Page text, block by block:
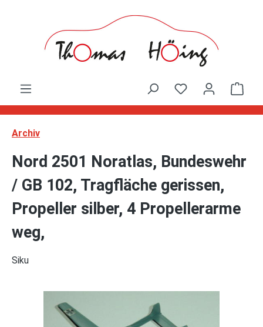
Archiv
Nord 2501 Noratlas, Bundeswehr
/ GB 102, Tragfläche gerissen,
Propeller silber, 4 Propellerarme
weg,
Siku